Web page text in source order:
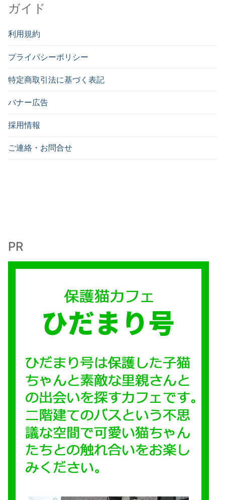
ガイド
利用規約
プライバシーポリシー
特定商取引法に基づく表記
バナー広告
採用情報
ご連絡・お問合せ
PR